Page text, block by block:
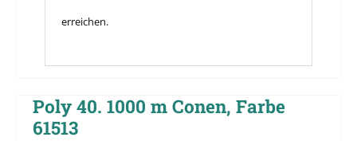
erreichen.
Poly 40. 1000 m Conen, Farbe
61513